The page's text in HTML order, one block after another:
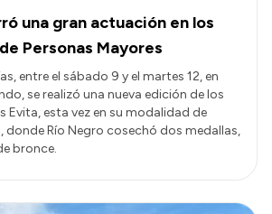
una gran actuación en los
Personas Mayores
entre el sábado 9 y el martes 12, en
se realizó una nueva edición de los
Evita, esta vez en su modalidad de
donde Río Negro cosechó dos medallas,
bronce.